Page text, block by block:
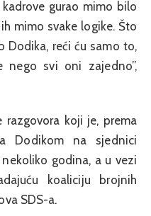
gurao mimo bilo
mimo svake logike. Što
Dodika, reći ću samo to,
nego svi oni zajedno”,
koji je, prema
Dodikom na sjednici
godina, a u vezi
koaliciju brojnih
SDS-a.